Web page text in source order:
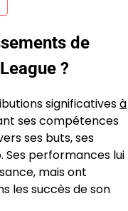
de
?
significativesà
ses compétences
ses buts, ses
Ses performances lui
mais ont
les succès de son